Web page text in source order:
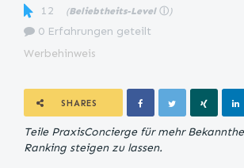
12 (Beliebtheits-Level ⓘ )
0 Erfahrungen geteilt
Werbehinweis
SHARES
Teile PraxisConcierge für mehr
Ranking steigen zu lassen.